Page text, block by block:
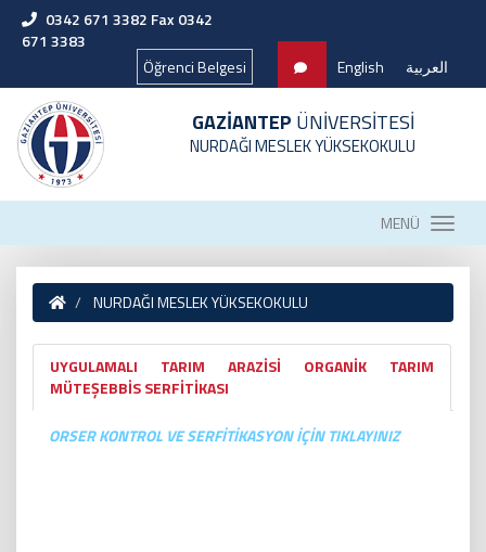
0342 671 3382 Fax 0342
671 3383
Öğrenci Belgesi
English العربية
GAZİANTEP ÜNİVERSİTESİ
NURDAĞI MESLEK YÜKSEKOKULU
MENÜ
NURDAĞI MESLEK YÜKSEKOKULU
UYGULAMALI TARIM ARAZİSİ ORGANİK TARIM
MÜTEŞEBBİS SERFİTİKASI
ORSER KONTROL VE SERFİTİKASYON İÇİN TIKLAYINIZ